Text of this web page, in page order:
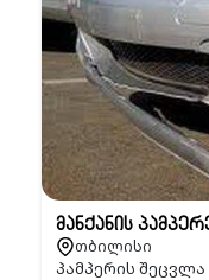
მანქანის
თბილისი
პამპერის